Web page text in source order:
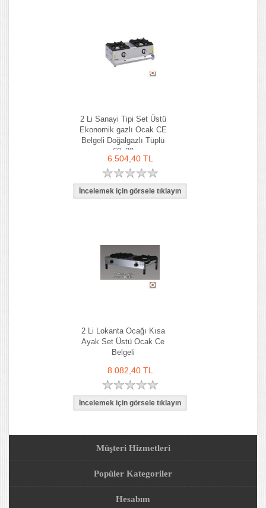
2 Li Sanayi Tipi Set Üstü
Ekonomik gazlı Ocak CE
Belgeli Doğalgazlı Tüplü
60x29
6.504,40 TL
2 Li Lokanta Ocağı Kısa
Ayak Set Üstü Ocak Ce
Belgeli
8.082,40 TL
Müşteri Hizmetleri
Popüler Kategoriler
Hesabım